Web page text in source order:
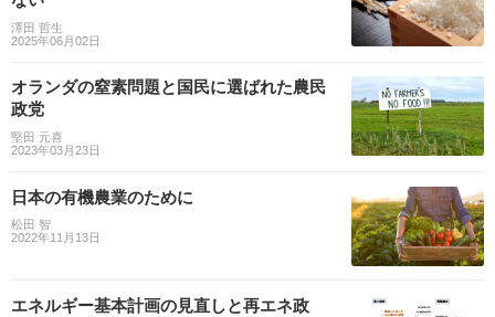
澤田 哲生
2025年06月02日
オランダの窒素問題と国民に選ばれた農民
政党
堅田 元喜
2023年03月23日
日本の有機農業のために
松田 智
2022年11月13日
エネルギー基本計画の見直しと再エネ政